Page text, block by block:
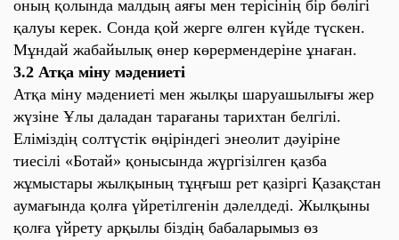
оның қолында малдың аяғы мен терісінің бір бөлігі
қалуы керек. Сонда қой жерге өлген күйде түскен.
Мұндай жабайылық өнер көрермендеріне ұнаған.
3.2 Атқа міну мәдениеті
Атқа міну мәдениеті мен жылқы шаруашылығы жер
жүзіне Ұлы даладан тарағаны тарихтан белгілі.
Еліміздің солтүстік өңіріндегі энеолит дәуіріне
тиесілі «Ботай» қонысында жүргізілген қазба
жұмыстары жылқының тұңғыш рет қазіргі Қазақстан
аумағында қолға үйретілгенін дәлелдеді. Жылқыны
қолға үйрету арқылы біздің бабаларымыз өз